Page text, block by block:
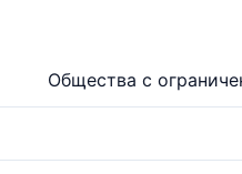
Общества с